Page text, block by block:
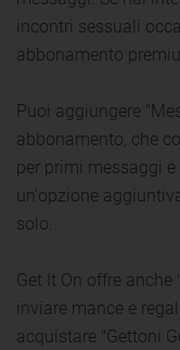
incontri sessuali
abbonamento
Puoi aggiungere
abbonamento, che
per primi messaggi
un'opzione
solo.
Get It On offre anche
inviare mance e
acquistare "Gettoni